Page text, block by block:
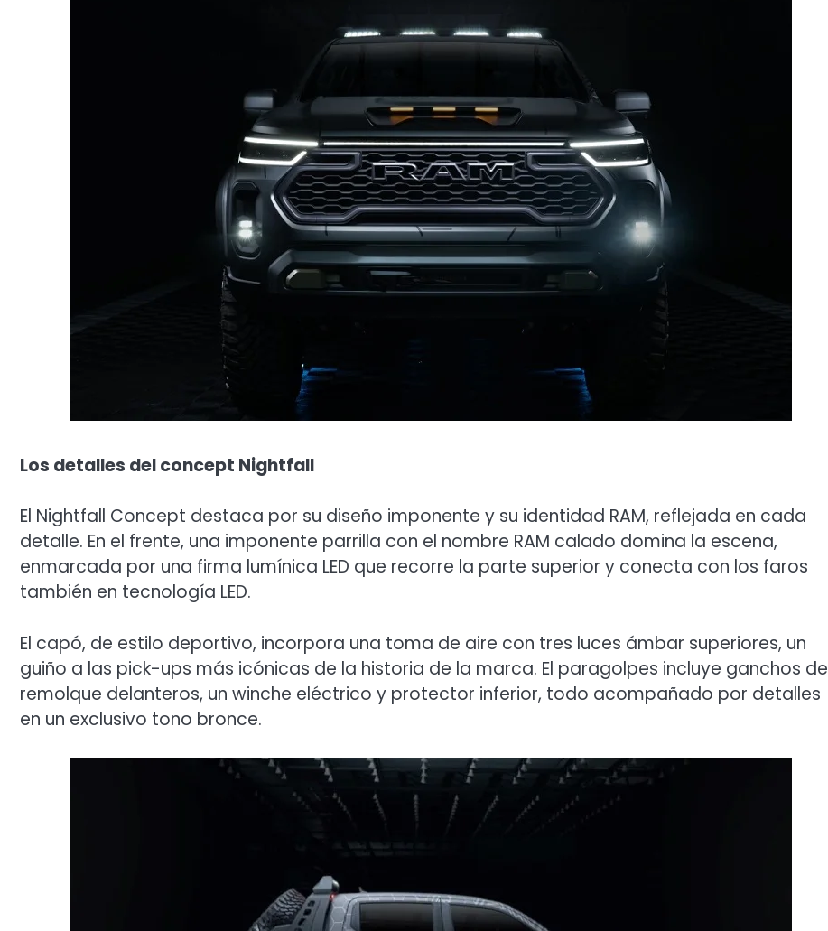
Los detalles del concept Nightfall
El Nightfall Concept destaca por su diseño imponente y su identidad RAM, reflejada en cada
detalle. En el frente, una imponente parrilla con el nombre RAM calado domina la escena,
enmarcada por una firma lumínica LED que recorre la parte superior y conecta con los faros
también en tecnología LED.
El capó, de estilo deportivo, incorpora una toma de aire con tres luces ámbar superiores, un
guiño a las pick-ups más icónicas de la historia de la marca. El paragolpes incluye ganchos de
remolque delanteros, un winche eléctrico y protector inferior, todo acompañado por detalles
en un exclusivo tono bronce.